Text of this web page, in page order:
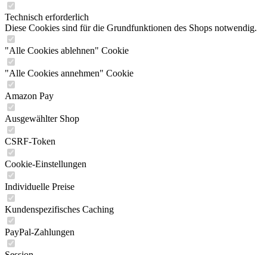
Technisch erforderlich
Diese Cookies sind für die Grundfunktionen des Shops notwendig.
"Alle Cookies ablehnen" Cookie
"Alle Cookies annehmen" Cookie
Amazon Pay
Ausgewählter Shop
CSRF-Token
Cookie-Einstellungen
Individuelle Preise
Kundenspezifisches Caching
PayPal-Zahlungen